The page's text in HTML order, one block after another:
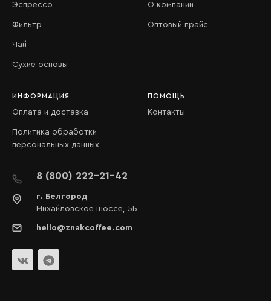
Эспрессо
Фильтр
Чай
Сухие основы
О компании
Оптовый прайс
ИНФОРМАЦИЯ
Оплата и доставка
Политика обработки
персональных данных
ПОМОЩЬ
Контакты
8 (800) 222-21-42
г. Белгород
Михайловское шоссе, 5Б
hello@znakcoffee.com